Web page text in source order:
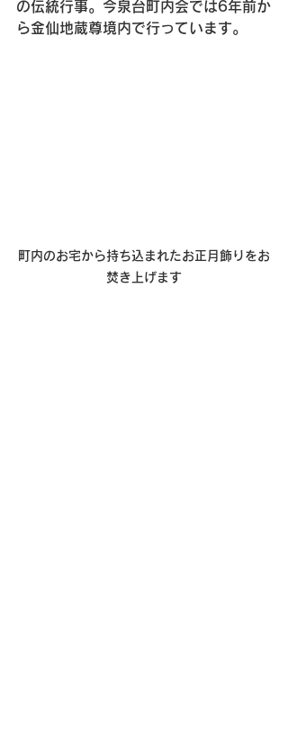
の伝統行事。今泉台町内会では6年前か
ら金仙地蔵尊境内で行っています。
町内のお宅から持ち込まれたお正月飾りをお
焚き上げます